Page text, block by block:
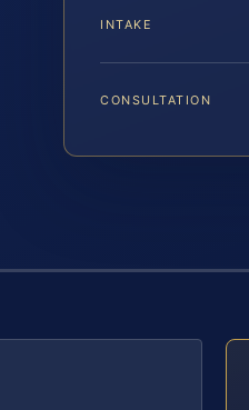
INTAKE
CONSULTATION